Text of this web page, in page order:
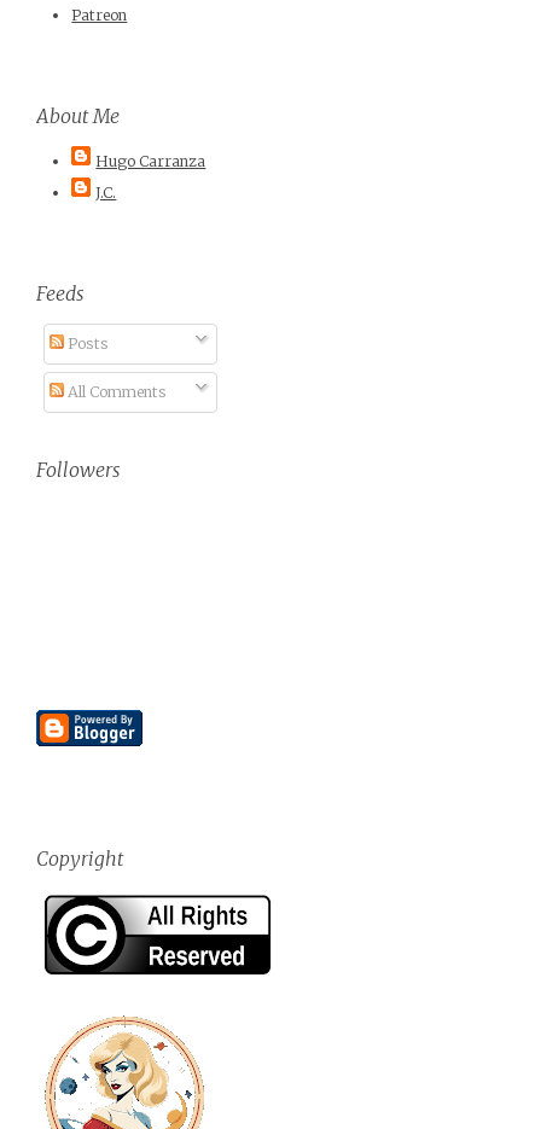
Patreon
About Me
Hugo Carranza
J.C.
Feeds
Posts
All Comments
Followers
Copyright